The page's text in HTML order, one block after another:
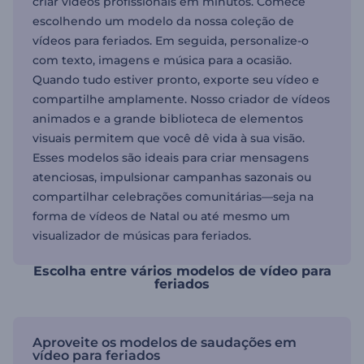
escolhendo um modelo da nossa coleção de
vídeos para feriados. Em seguida, personalize-o
com texto, imagens e música para a ocasião.
Quando tudo estiver pronto, exporte seu vídeo e
compartilhe amplamente. Nosso criador de vídeos
animados e a grande biblioteca de elementos
visuais permitem que você dê vida à sua visão.
Esses modelos são ideais para criar mensagens
atenciosas, impulsionar campanhas sazonais ou
compartilhar celebrações comunitárias—seja na
forma de vídeos de Natal ou até mesmo um
visualizador de músicas para feriados.
Escolha entre vários modelos de vídeo para
feriados
Aproveite os modelos de saudações em
vídeo para feriados